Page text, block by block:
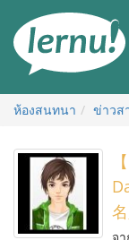
สารบัญ
ห้องสนทนา ข่าวส
名